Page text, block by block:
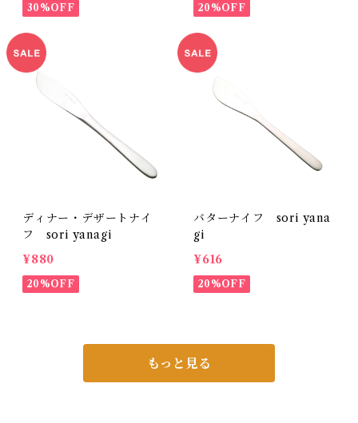
30%OFF 20%OFF
ディナー・デザートナイ
フ sori yanagi
¥880
20%OFF
バターナイフ sori yana
gi
¥616
20%OFF
もっと見る